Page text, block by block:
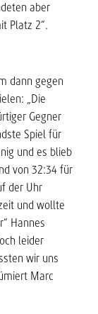
aber
Platz 2“.
dann gegen
„Die
Gegner
Spiel für
und es blieb
von 32:34 für
der Uhr
und wollte
Hannes
leider
wir uns
Marc